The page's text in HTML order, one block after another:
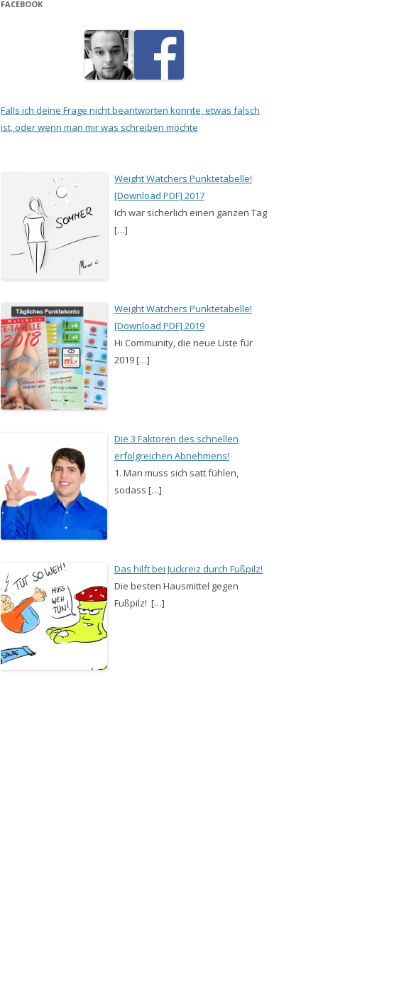
FACEBOOK
Falls ich deine Frage nicht beantworten konnte, etwas falsch
ist, oder wenn man mir was schreiben möchte
Weight Watchers Punktetabelle!
[Download PDF] 2017
Ich war sicherlich einen ganzen Tag
[…]
Weight Watchers Punktetabelle!
[Download PDF] 2019
Hi Community, die neue Liste für
2019 […]
Die 3 Faktoren des schnellen
erfolgreichen Abnehmens!
1. Man muss sich satt fühlen,
sodass […]
Das hilft bei Juckreiz durch Fußpilz!
Die besten Hausmittel gegen
Fußpilz! […]